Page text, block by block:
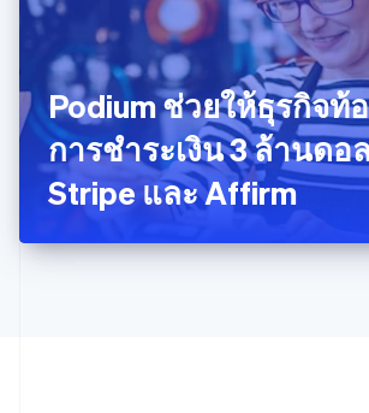
Podium ช่วยให้ธุรกิจท้
การชำระเงิน 3 ล้านดอ
Stripe และ Affirm
ฟินแลนด์
English Svenska
มอลตา
English
มาเลเซีย
English简体中文
เม็กซิโก
Español English
ยิบรอลตาร์
เยอรมนี